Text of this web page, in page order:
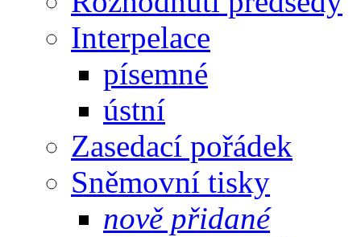
Interpelace
písemné
ústní
Zasedací pořádek
Sněmovní tisky
nově přidané